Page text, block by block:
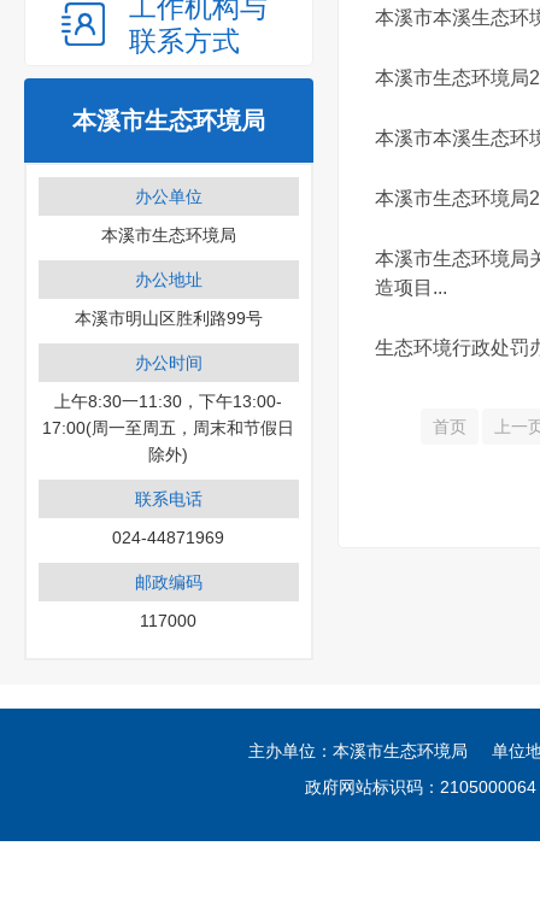
工作机构与
联系方式
本溪市生态环境局
办公单位
本溪市生态环境局
办公地址
本溪市明山区胜利路99号
办公时间
上午8:30一11:30，下午13:00-
17:00(周一至周五，周末和节假日
除外)
联系电话
024-44871969
邮政编码
117000
本溪市本溪生态环
本溪市生态环境局
本溪市本溪生态环
本溪市生态环境局
本溪市生态环境局
造项目...
生态环境行政处罚
首页 上一
主办单位：本溪市生态环境局 单位
政府网站标识码：